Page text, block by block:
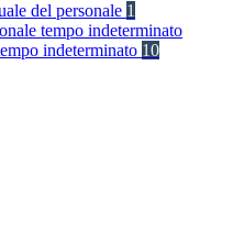
del personale 1
tempo indeterminato
indeterminato 10